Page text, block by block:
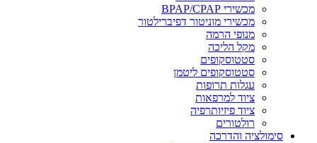
מכשירי BPAP/CPAP
מכשירי מוניטור דפיברילטור
מנופי הרמה
מקל הליכה
סטטוסקופים
סטטוסקופים ליטמן
עגלות תרופות
ציוד למרפאות
ציוד פיזיותרפיה
רולטורים
סימולציה והדרכה